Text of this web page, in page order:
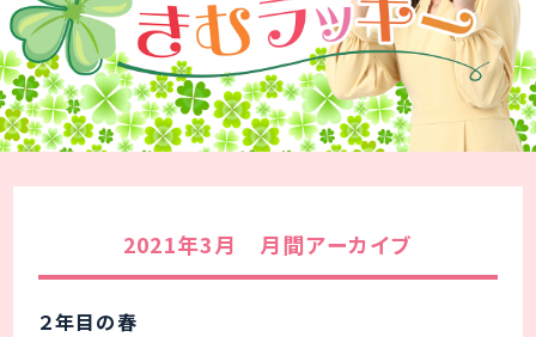
2021年3月 月間アーカイブ
２年目の春